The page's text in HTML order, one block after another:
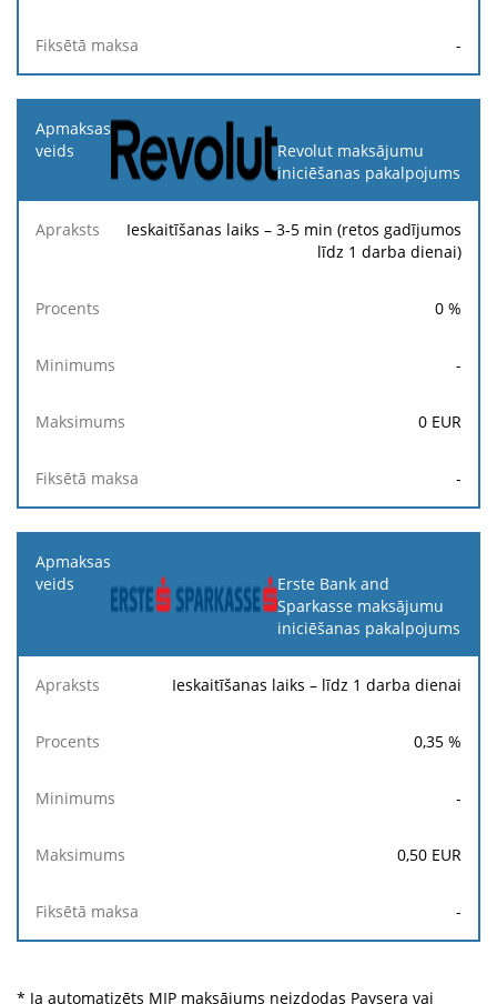
-
Revolut maksājumu
iniciēšanas pakalpojums
Ieskaitīšanas laiks – 3-5 min (retos gadījumos
līdz 1 darba dienai)
0 %
-
0 EUR
-
Erste Bank and
Sparkasse maksājumu
iniciēšanas pakalpojums
Ieskaitīšanas laiks – līdz 1 darba dienai
0,35 %
-
0,50 EUR
-
* Ja automatizēts MIP maksājums neizdodas Paysera vai